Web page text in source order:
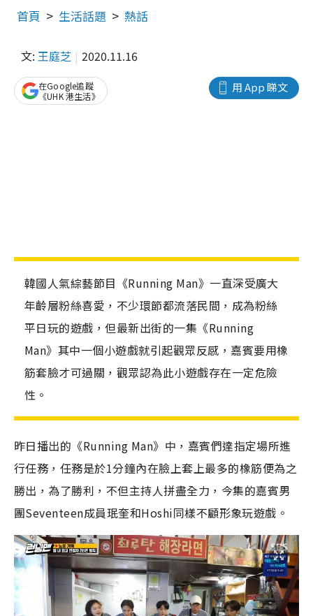
首頁 生活話題 熱話
文: 王庭芝 2020.11.16
用 App 睇文
在Google追蹤
《UHK 港生活》
韓國人氣綜藝節目《Running Man》一直深受廣大
年齡層粉絲喜愛，不少環節都流落民間，成為粉絲
平日玩的遊戲，但最新出街的一集《Running
Man》其中一個小遊戲就引起觀眾反感，嘉賓要用橡
筋套臉才可過關，觀眾認為此小遊戲存在一定危險
性。
昨日播出的《Running Man》中，嘉賓們達指定場所進
行任務，任務是於1分鐘內在臉上套上最多的橡筋便為之
勝出，為了勝利，不但主持人拼盡全力，今集的嘉賓男
團Seventeen成員珉奎和Hoshi同樣不顧形象玩遊戲。